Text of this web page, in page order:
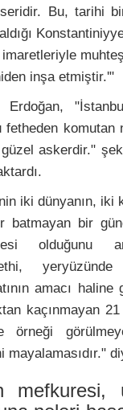
Bu, tarihi
inşa etmiştir.'"
Erdoğan,
fetheden komutan
askerdir."
iki dünyanın, iki
batmayan bir
olduğunu
amacı
kaçınmayan
örneği
mayalamasıdır."
mefkuresi,